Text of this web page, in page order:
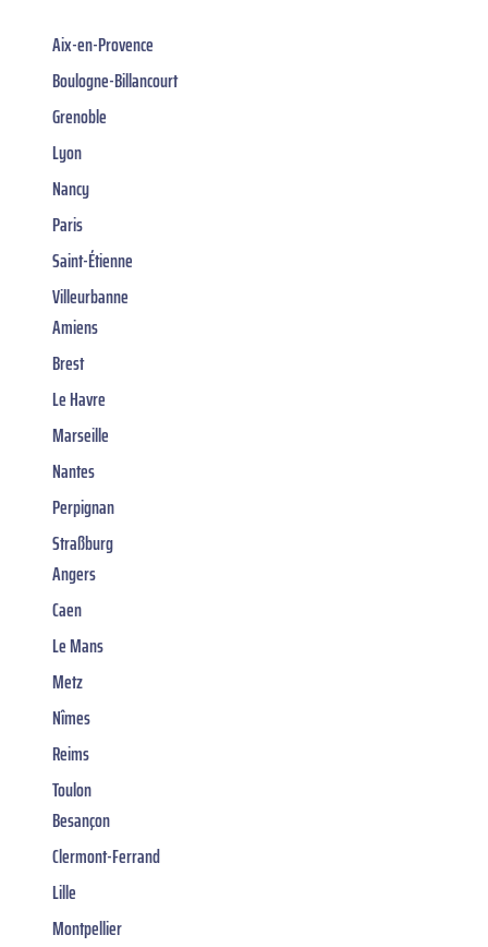
Aix-en-Provence
Boulogne-Billancourt
Grenoble
Lyon
Nancy
Paris
Saint-Étienne
Villeurbanne
Amiens
Brest
Le Havre
Marseille
Nantes
Perpignan
Straßburg
Angers
Caen
Le Mans
Metz
Nîmes
Reims
Toulon
Besançon
Clermont-Ferrand
Lille
Montpellier